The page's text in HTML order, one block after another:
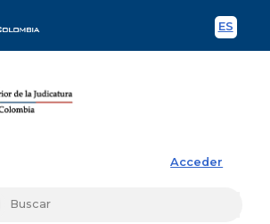
ES
Acceder
Buscar